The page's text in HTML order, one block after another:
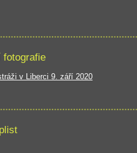
fotografie
v Liberci 9. září 2020